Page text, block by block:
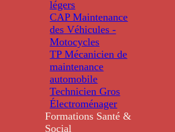
légers
CAP Maintenance
des Véhicules -
Motocycles
TP Mécanicien de
maintenance
automobile
Technicien Gros
Électroménager
Formations Santé &
Social